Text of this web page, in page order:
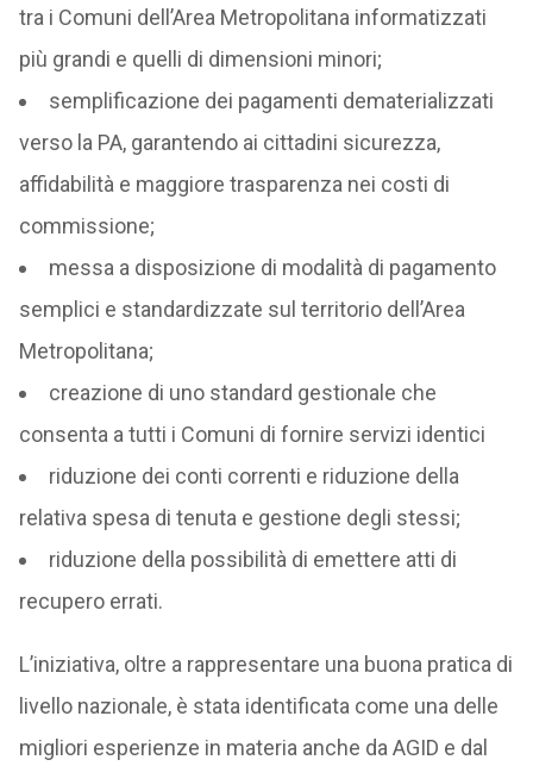
tra i Comuni dell’Area Metropolitana informatizzati
più grandi e quelli di dimensioni minori;
semplificazione dei pagamenti dematerializzati
verso la PA, garantendo ai cittadini sicurezza,
affidabilità e maggiore trasparenza nei costi di
commissione;
messa a disposizione di modalità di pagamento
semplici e standardizzate sul territorio dell’Area
Metropolitana;
creazione di uno standard gestionale che
consenta a tutti i Comuni di fornire servizi identici
riduzione dei conti correnti e riduzione della
relativa spesa di tenuta e gestione degli stessi;
riduzione della possibilità di emettere atti di
recupero errati.
L’iniziativa, oltre a rappresentare una buona pratica di
livello nazionale, è stata identificata come una delle
migliori esperienze in materia anche da AGID e dal